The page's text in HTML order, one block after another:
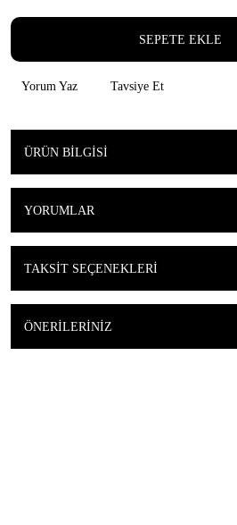
SEPETE EKLE
Yorum Yaz Tavsiye Et
ÜRÜN BILGISI
YORUMLAR
TAKSIT SEÇENEKLERI
ÖNERILERINIZ